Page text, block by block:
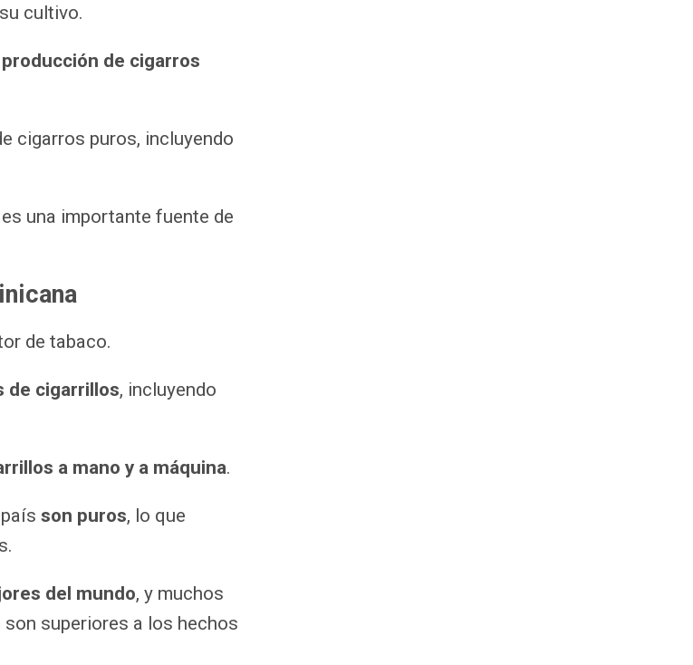
cultivo.
de cigarros
cigarros puros, incluyendo
una importante fuente de
de tabaco.
de cigarrillos, incluyendo
a mano y a máquina.
son puros, lo que
del mundo, y muchos
superiores a los hechos